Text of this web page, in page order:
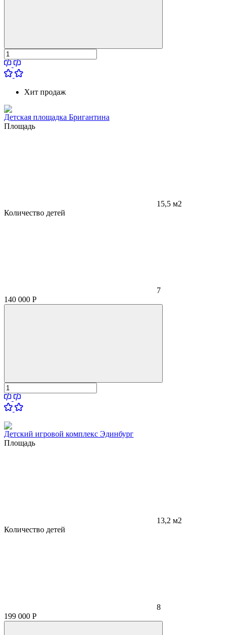
Хит продаж
Детская площадка Бригантина
Площадь
15,5 м2
Количество детей
7
140 000 Р
Детский игровой комплекс Эдинбург
Площадь
13,2 м2
Количество детей
8
199 000 Р